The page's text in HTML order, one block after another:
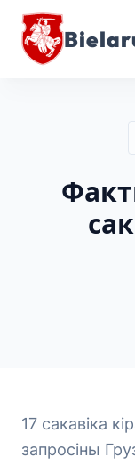
17 сакавіка
запросіны